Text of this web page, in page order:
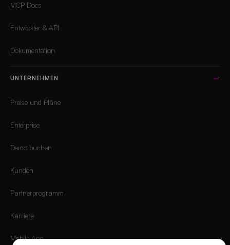
MCP Docs
Entwickler & API
Dokumentation
UNTERNEHMEN
Preise und Pläne
Enterprise
Demo buchen
Kunden
Partnerprogramm
Karriere
Mobile App